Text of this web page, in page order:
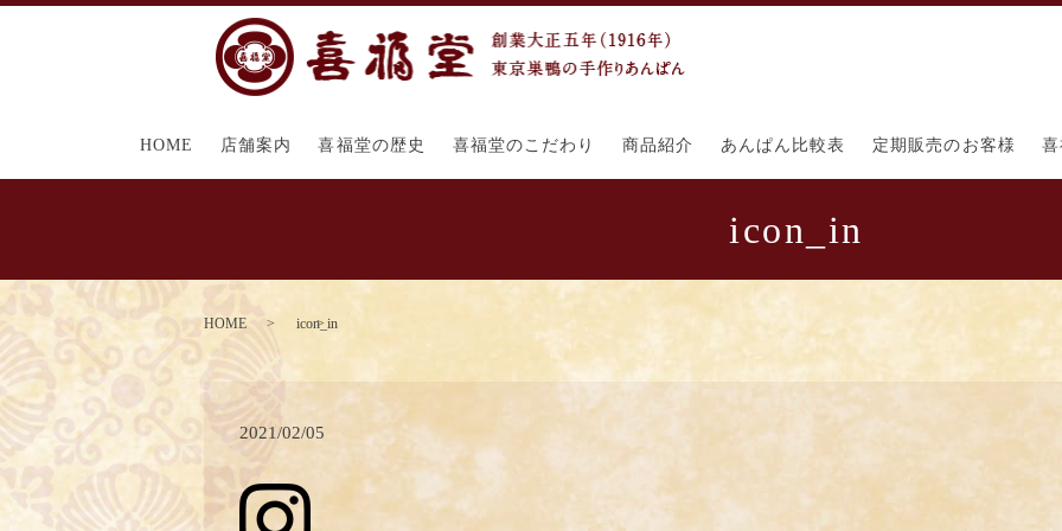
HOME 店舗案内 喜福堂の歴史 喜福堂のこだわり 商品紹介 あんぱん比較表 定期販売のお客様
icon_in
HOME icon_in
2021/02/05